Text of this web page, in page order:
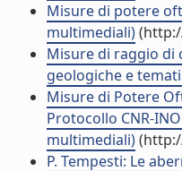
Misure di potere
multimediali)
Misure di raggio di
geologiche e
Misure di Potere
Protocollo CNR-
multimediali)
P. Tempesti: Le